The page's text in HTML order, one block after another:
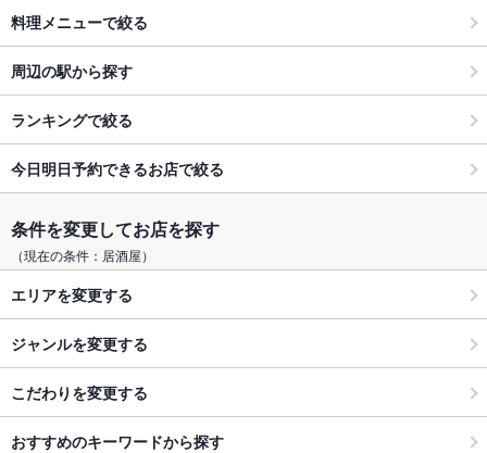
料理メニューで絞る
周辺の駅から探す
ランキングで絞る
今日明日予約できるお店で絞る
条件を変更してお店を探す
（現在の条件：居酒屋）
エリアを変更する
ジャンルを変更する
こだわりを変更する
おすすめのキーワードから探す